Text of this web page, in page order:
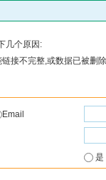
几个原因:
接不完整,或数据已被删
Email